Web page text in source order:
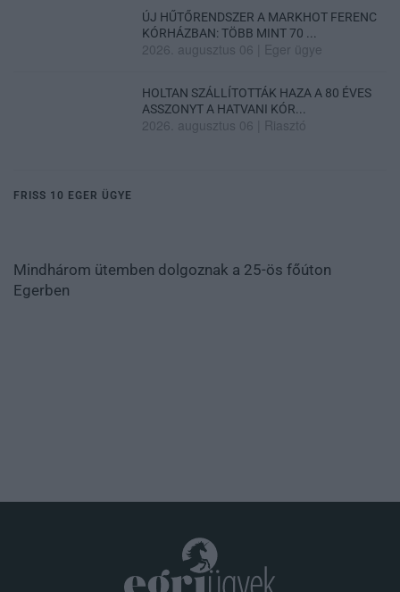
ÚJ HŰTŐRENDSZER A MARKHOT FERENC
KÓRHÁZBAN: TÖBB MINT 70 ...
2026. augusztus 06 Eger ügye
HOLTAN SZÁLLÍTOTTÁK HAZA A 80 ÉVES
ASSZONYT A HATVANI KÓR...
2026. augusztus 06 Riasztó
FRISS 10 EGER ÜGYE
Mindhárom ütemben dolgoznak a 25-ös főúton
Egerben